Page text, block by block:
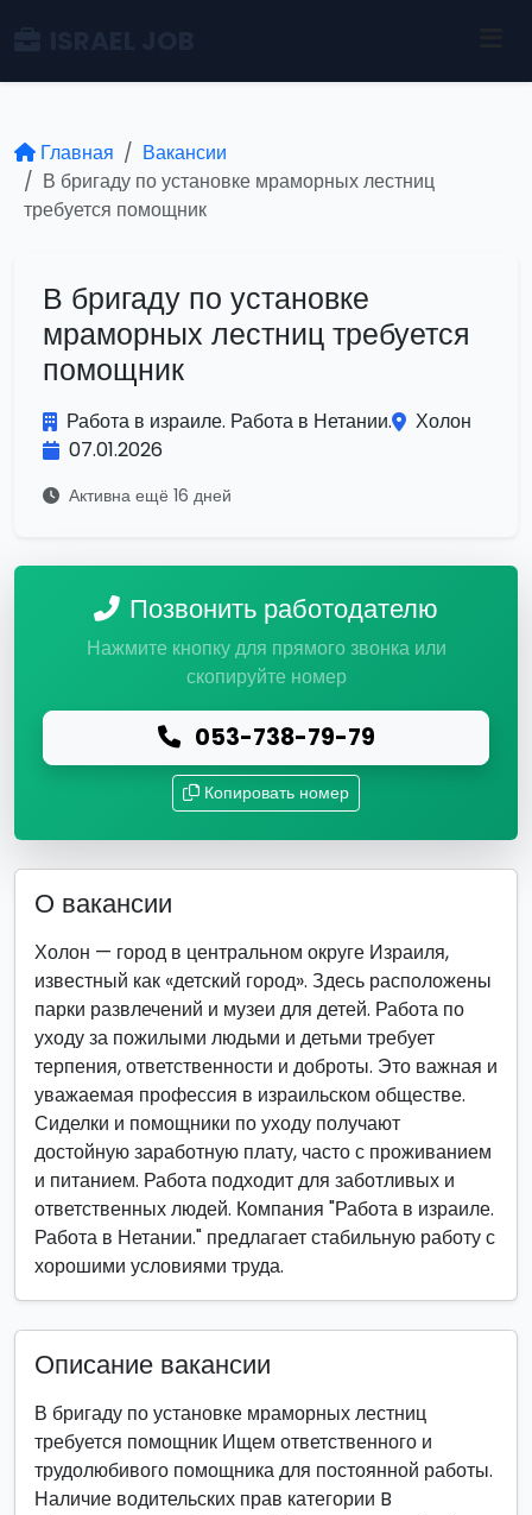
Главная
Вакансии
В бригаду по установке мраморных лестниц
требуется помощник
В бригаду по установке
мраморных лестниц требуется
помощник
Работа в израиле. Работа в Нетании.
Холон
07.01.2026
Активна ещё 16 дней
Позвонить работодателю
Нажмите кнопку для прямого звонка или
скопируйте номер
053-738-79-79
Копировать номер
О вакансии
Холон — город в центральном округе Израиля,
известный как «детский город». Здесь расположены
парки развлечений и музеи для детей. Работа по
уходу за пожилыми людьми и детьми требует
терпения, ответственности и доброты. Это важная и
уважаемая профессия в израильском обществе.
Сиделки и помощники по уходу получают
достойную заработную плату, часто с проживанием
и питанием. Работа подходит для заботливых и
ответственных людей. Компания "Работа в израиле.
Работа в Нетании." предлагает стабильную работу с
хорошими условиями труда.
Описание вакансии
В бригаду по установке мраморных лестниц
требуется помощник Ищем ответственного и
трудолюбивого помощника для постоянной работы.
Наличие водительских прав категории B